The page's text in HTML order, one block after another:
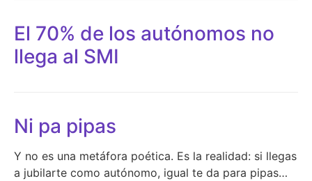
El 70% de los autónomos no
llega al SMI
Ni pa pipas
Y no es una metáfora poética. Es la realidad: si llegas
a jubilarte como autónomo, igual te da para pipas…